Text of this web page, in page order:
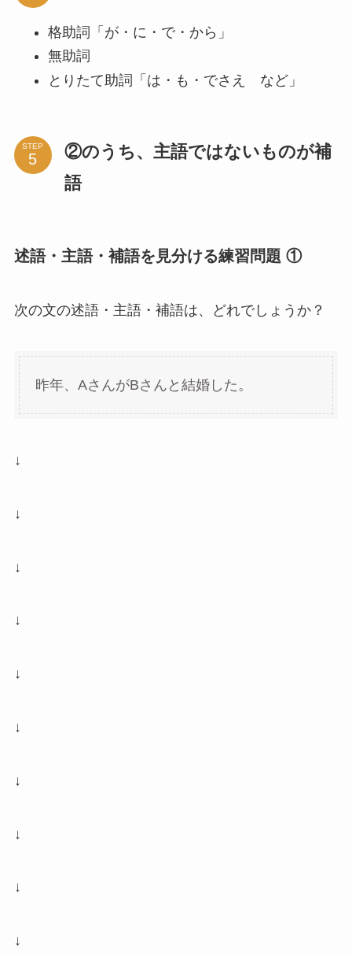
格助詞「が・に・で・から」
無助詞
とりたて助詞「は・も・でさえ など」
STEP
②のうち、主語ではないものが補
語
述語・主語・補語を見分ける練習問題 ①
次の文の述語・主語・補語は、どれでしょうか？
昨年、AさんがBさんと結婚した。
↓
↓
↓
↓
↓
↓
↓
↓
↓
↓